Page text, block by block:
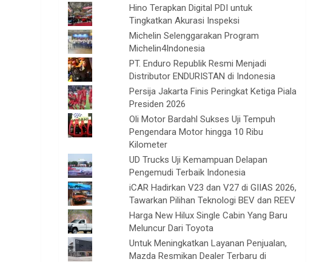
Hino Terapkan Digital PDI untuk
Tingkatkan Akurasi Inspeksi
Michelin Selenggarakan Program
Michelin4Indonesia
PT. Enduro Republik Resmi Menjadi
Distributor ENDURISTAN di Indonesia
Persija Jakarta Finis Peringkat Ketiga Piala
Presiden 2026
Oli Motor Bardahl Sukses Uji Tempuh
Pengendara Motor hingga 10 Ribu
Kilometer
UD Trucks Uji Kemampuan Delapan
Pengemudi Terbaik Indonesia
iCAR Hadirkan V23 dan V27 di GIIAS 2026,
Tawarkan Pilihan Teknologi BEV dan REEV
Harga New Hilux Single Cabin Yang Baru
Meluncur Dari Toyota
Untuk Meningkatkan Layanan Penjualan,
Mazda Resmikan Dealer Terbaru di